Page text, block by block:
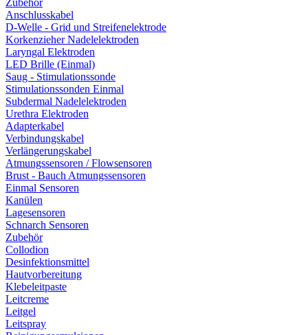
Zubehör
Anschlusskabel
D-Welle - Grid und Streifenelektrode
Korkenzieher Nadelelektroden
Laryngal Elektroden
LED Brille (Einmal)
Saug - Stimulationssonde
Stimulationssonden Einmal
Subdermal Nadelelektroden
Urethra Elektroden
Adapterkabel
Verbindungskabel
Verlängerungskabel
Atmungssensoren / Flowsensoren
Brust - Bauch Atmungssensoren
Einmal Sensoren
Kanülen
Lagesensoren
Schnarch Sensoren
Zubehör
Collodion
Desinfektionsmittel
Hautvorbereitung
Klebeleitpaste
Leitcreme
Leitgel
Leitspray